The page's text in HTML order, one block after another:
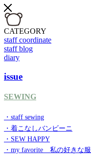
CATEGORY
staff coordinate
staff blog
diary
issue
SEWING
・staff sewing
・着こなしバンビーニ
・SEW HAPPY
・my favorite 私の好きな服